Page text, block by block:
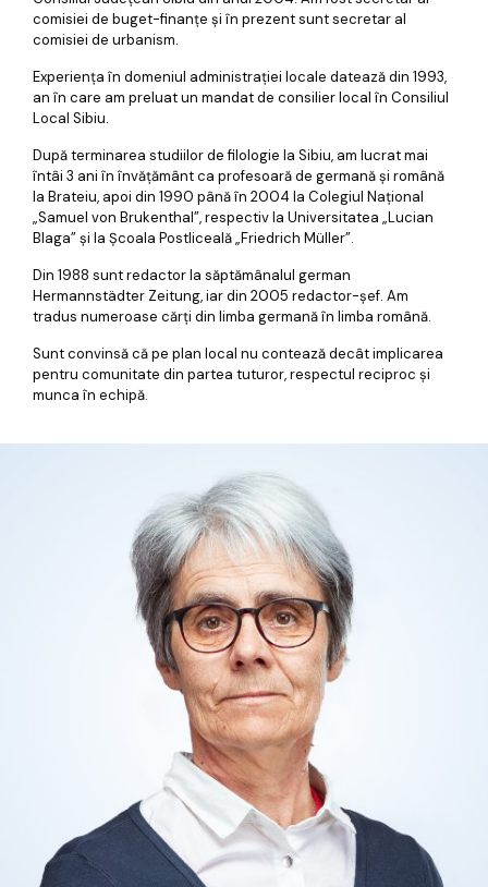
comisiei de buget-finanțe și în prezent sunt secretar al
comisiei de urbanism.
Experiența în domeniul administrației locale datează din 1993,
an în care am preluat un mandat de consilier local în Consiliul
Local Sibiu.
După terminarea studiilor de filologie la Sibiu, am lucrat mai
întâi 3 ani în învățământ ca profesoară de germană și română
la Brateiu, apoi din 1990 până în 2004 la Colegiul Național
„Samuel von Brukenthal”, respectiv la Universitatea „Lucian
Blaga” și la Școala Postliceală „Friedrich Müller”.
Din 1988 sunt redactor la săptămânalul german
Hermannstädter Zeitung, iar din 2005 redactor-șef. Am
tradus numeroase cărți din limba germană în limba română.
Sunt convinsă că pe plan local nu contează decât implicarea
pentru comunitate din partea tuturor, respectul reciproc și
munca în echipă.